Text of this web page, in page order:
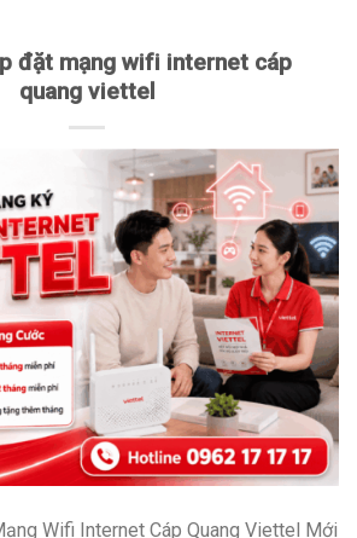
đặt mạng wifi internet cáp
quang viettel
Wifi Internet Cáp Quang Viettel Mới